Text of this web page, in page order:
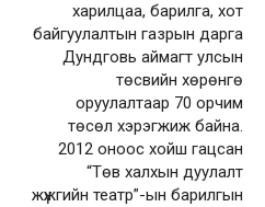
харилцаа, барилга, хот
байгуулалтын газрын дарга
Дундговь аймагт улсын
төсвийн хөрөнгө
оруулалтаар 70 орчим
төсөл хэрэгжиж байна.
2012 оноос хойш гацсан
“Төв халхын дуулалт
жүжгийн театр”-ын барилгын